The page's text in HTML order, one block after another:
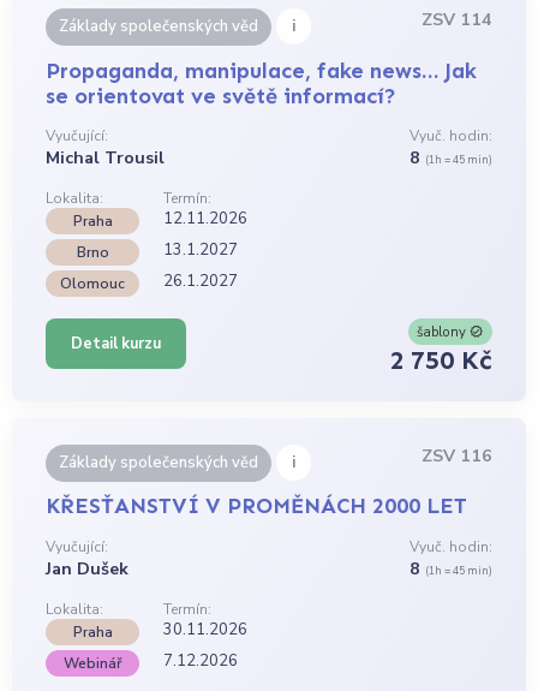
Základy společenských věd i ZSV 114
Propaganda, manipulace, fake news… Jak
se orientovat ve světě informací?
Vyučující:
Michal Trousil
Vyuč. hodin:
8 (1h = 45 min)
Lokalita:
Termín:
Praha
12.11.2026
Brno 13.1.2027
Olomouc 26.1.2027
Detail kurzu
šablony
2 750 Kč
Základy společenských věd i ZSV 116
KŘESŤANSTVÍ V PROMĚNÁCH 2000 LET
Vyučující:
Jan Dušek
Vyuč. hodin:
8 (1h = 45 min)
Lokalita:
Termín:
Praha
30.11.2026
Webinář 7.12.2026